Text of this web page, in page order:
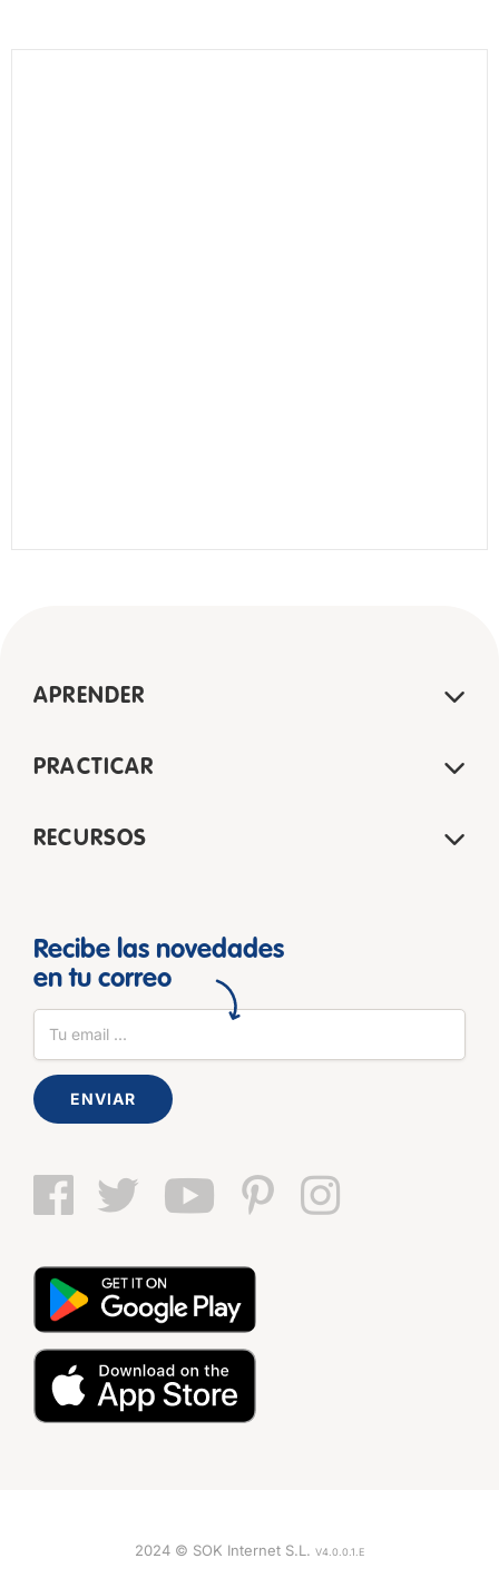
APRENDER
PRACTICAR
RECURSOS
Recibe las novedades
en tu correo
ENVIAR
2024 © SOK Internet S.L. V4.0.0.1.E